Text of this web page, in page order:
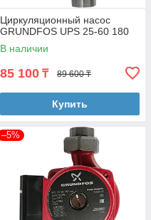
Циркуляционный насос
GRUNDFOS UPS 25-60 180
В наличии
85 100 ₸ 89 600 ₸
Купить
–5%